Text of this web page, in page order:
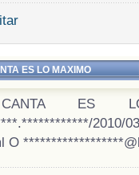
ES LO MAXIMO
ES
2010/
O